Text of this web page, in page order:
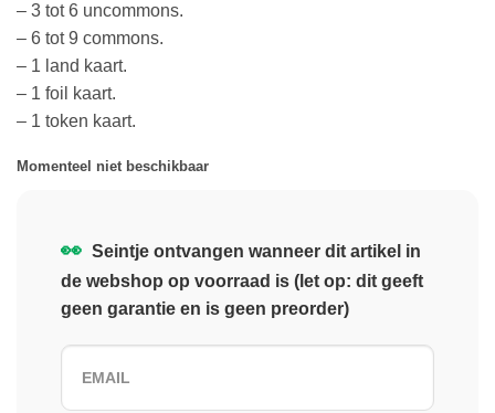
– 3 tot 6 uncommons.
– 6 tot 9 commons.
– 1 land kaart.
– 1 foil kaart.
– 1 token kaart.
Momenteel niet beschikbaar
👀 Seintje ontvangen wanneer dit artikel in
de webshop op voorraad is (let op: dit geeft
geen garantie en is geen preorder)